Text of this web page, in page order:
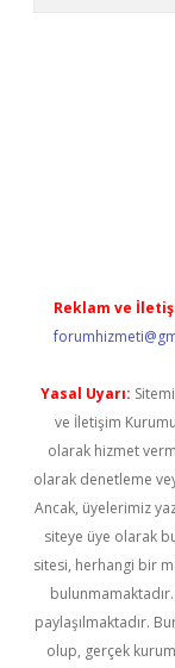
Reklam ve
Yasal Uyarı:
ve İletişim
olarak hizmet
olarak denetleme
Ancak, üyelerimiz
siteye üye olarak
sitesi, herhangi bir
bulunmamaktadır.
paylaşılmaktadır.
olup, gerçek